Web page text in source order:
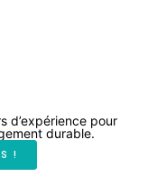
d’expérience pour
durable.
!